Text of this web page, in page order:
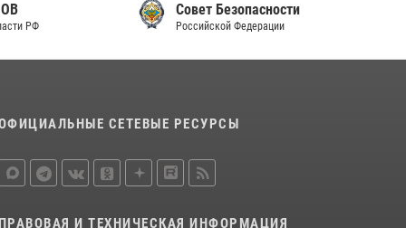
Совет Безопасности
Российской Федерации
СЕТЕВЫЕ РЕСУРСЫ
ПРАВОВАЯ И ТЕХНИЧЕСКАЯ ИНФОРМАЦИЯ